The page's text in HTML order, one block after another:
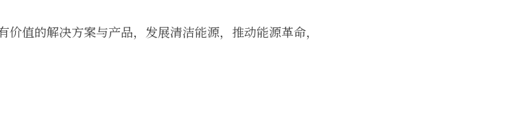
值的解决方案与产品，发展清洁能源，推动能源革命，